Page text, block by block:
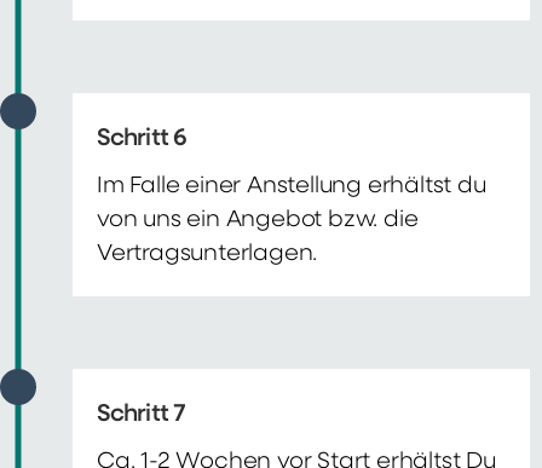
Schritt 6
Im Falle einer Anstellung erhältst du
von uns ein Angebot bzw. die
Vertragsunterlagen.
Schritt 7
Ca. 1-2 Wochen vor Start erhältst Du